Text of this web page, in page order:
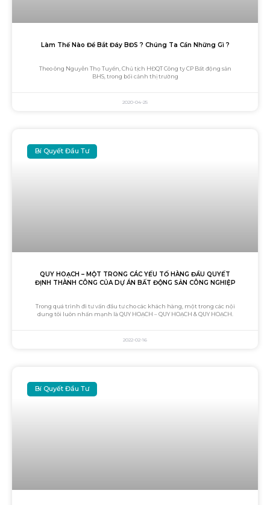
Làm Thế Nào Để Bắt Đáy BĐS ? Chúng Ta Cần Những Gì ?
Theo ông Nguyễn Thọ Tuyển, Chủ tịch HĐQT Công ty CP Bất động sản
BHS, trong bối cảnh thị trường
2020-04-25
Bí Quyết Đầu Tư
QUY HOẠCH – MỘT TRONG CÁC YẾU TỐ HÀNG ĐẦU QUYẾT
ĐỊNH THÀNH CÔNG CỦA DỰ ÁN BẤT ĐỘNG SẢN CÔNG NGHIỆP
Trong quá trình đi tư vấn đầu tư cho các khách hàng, một trong các nội
dung tôi luôn nhấn mạnh là QUY HOẠCH – QUY HOẠCH & QUY HOẠCH.
2022-02-16
Bí Quyết Đầu Tư